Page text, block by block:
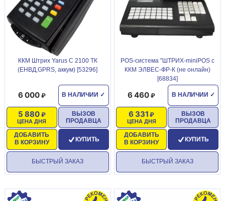
ККМ Штрих Yarus C 2100 ТК
(ЕНВД,GPRS, аккум) [53296]
В НАЛИЧИИ ✓
6 000
ЦЕНА ДНЯ
5 880
ДОБАВИТЬ
В КОРЗИНУ
ВЫЗОВ
ПРОДАВЦА
КУПИТЬ
БЫСТРЫЙ ЗАКАЗ
POS-система "ШТРИХ-miniPOS с
ККМ ЭЛВЕС-ФР-К (не онлайн)
[68834]
В НАЛИЧИИ ✓
6 460
ЦЕНА ДНЯ
6 331
ДОБАВИТЬ
В КОРЗИНУ
ВЫЗОВ
ПРОДАВЦА
КУПИТЬ
БЫСТРЫЙ ЗАКАЗ